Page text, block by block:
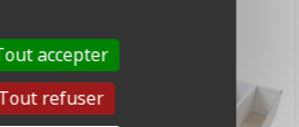
accepter
refuser